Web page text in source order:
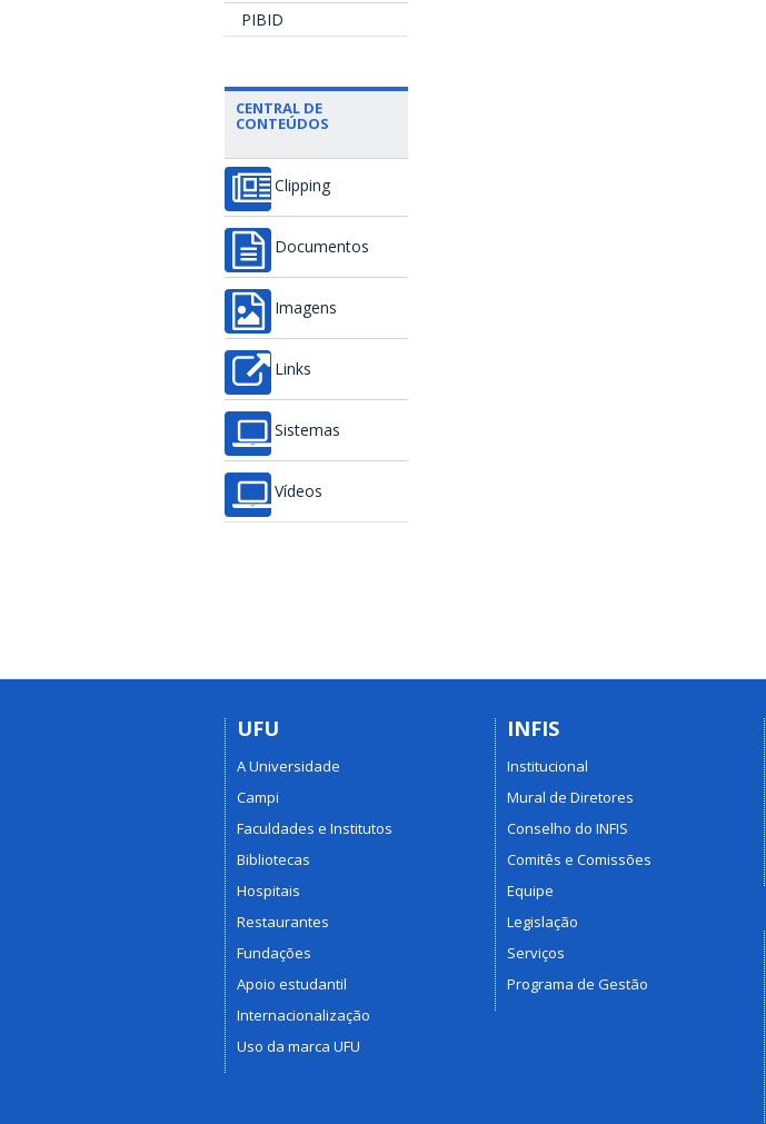
PIBID
CENTRAL DE
CONTEÚDOS
Clipping
Documentos
Imagens
Links
Sistemas
Vídeos
UFU
A Universidade
Campi
Faculdades e Institutos
Bibliotecas
Hospitais
Restaurantes
Fundações
Apoio estudantil
Internacionalização
Uso da marca UFU
INFIS
Institucional
Mural de Diretores
Conselho do INFIS
Comitês e Comissões
Equipe
Legislação
Serviços
Programa de Gestão